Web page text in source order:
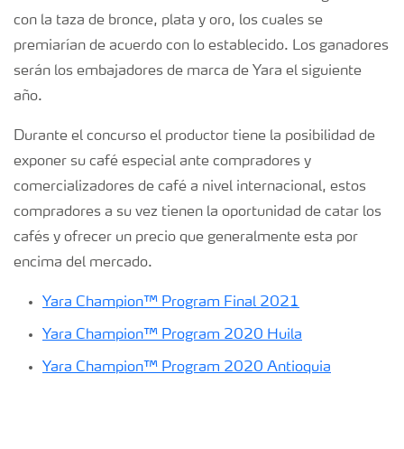
con la taza de bronce, plata y oro, los cuales se
premiarían de acuerdo con lo establecido. Los ganadores
serán los embajadores de marca de Yara el siguiente
año.
Durante el concurso el productor tiene la posibilidad de
exponer su café especial ante compradores y
comercializadores de café a nivel internacional, estos
compradores a su vez tienen la oportunidad de catar los
cafés y ofrecer un precio que generalmente esta por
encima del mercado.
Yara Champion™ Program Final 2021
Yara Champion™ Program 2020 Huila
Yara Champion™ Program 2020 Antioquia